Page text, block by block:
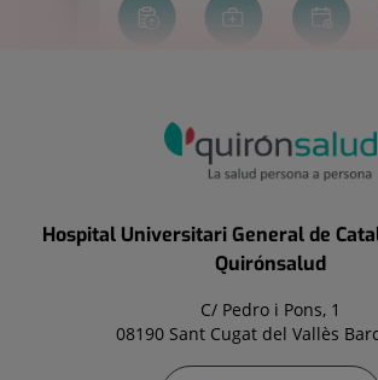
Hospital Universitari General de
Quirónsalud
C/ Pedro i Pons, 1
08190 Sant Cugat del Vallès